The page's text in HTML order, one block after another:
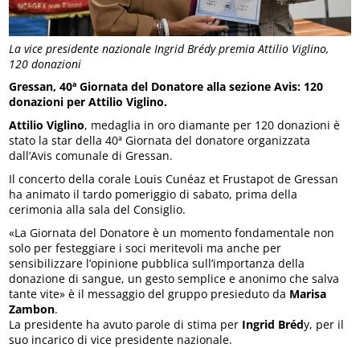
La vice presidente nazionale Ingrid Brédy premia Attilio Viglino,
120 donazioni
Gressan, 40ª Giornata del Donatore alla sezione Avis: 120
donazioni per Attilio Viglino.
Attilio Viglino, medaglia in oro diamante per 120 donazioni è
stato la star della 40ª Giornata del donatore organizzata
dall’Avis comunale di Gressan.
Il concerto della corale Louis Cunéaz et Frustapot de Gressan
ha animato il tardo pomeriggio di sabato, prima della
cerimonia alla sala del Consiglio.
«La Giornata del Donatore è un momento fondamentale non
solo per festeggiare i soci meritevoli ma anche per
sensibilizzare l’opinione pubblica sull’importanza della
donazione di sangue, un gesto semplice e anonimo che salva
tante vite» è il messaggio del gruppo presieduto da Marisa
Zambon.
La presidente ha avuto parole di stima per Ingrid Brédy, per il
suo incarico di vice presidente nazionale.